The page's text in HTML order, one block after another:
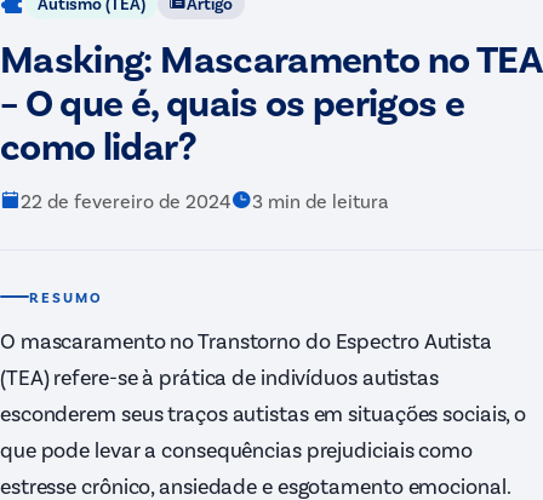
Masking: Mascaramento no TEA
– O que é, quais os perigos e
como lidar?
22 de fevereiro de 2024 3 min de leitura
RESUMO
O mascaramento no Transtorno do Espectro Autista
(TEA) refere-se à prática de indivíduos autistas
esconderem seus traços autistas em situações sociais, o
que pode levar a consequências prejudiciais como
estresse crônico, ansiedade e esgotamento emocional.